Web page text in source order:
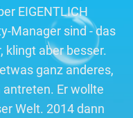
EIGENTLICH
Manager sind - das
klingt aber besser.
ganz anderes,
Er wollte
Welt. 2014 dann